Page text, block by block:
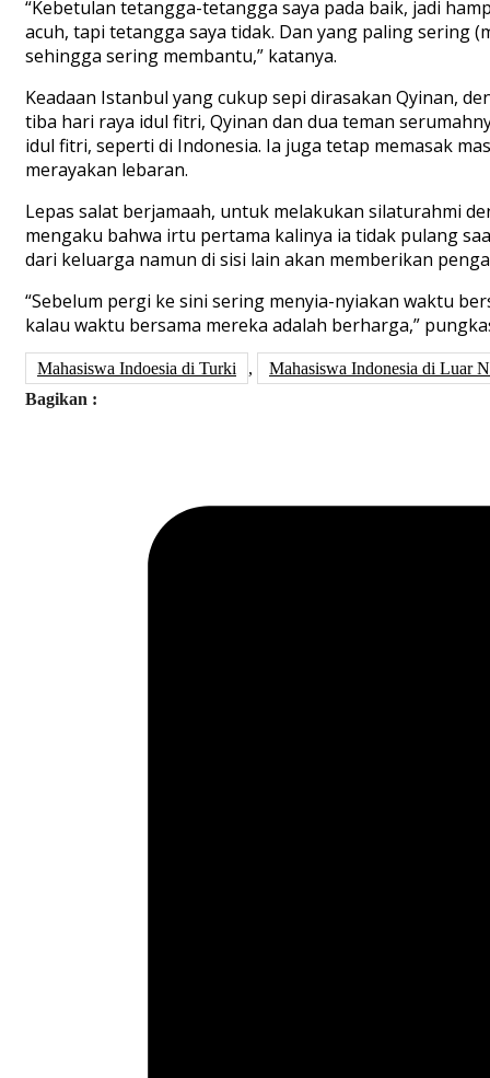
“Kebetulan tetangga-tetangga saya pada baik, jadi
acuh, tapi tetangga saya tidak. Dan yang paling sering
sehingga sering membantu,” katanya.
Keadaan Istanbul yang cukup sepi dirasakan Qyinan,
tiba hari raya idul fitri, Qyinan dan dua teman
idul fitri, seperti di Indonesia. Ia juga tetap memasak
merayakan lebaran.
Lepas salat berjamaah, untuk melakukan silaturahmi
mengaku bahwa irtu pertama kalinya ia tidak pulang
dari keluarga namun di sisi lain akan memberikan
“Sebelum pergi ke sini sering menyia-nyiakan waktu
kalau waktu bersama mereka adalah berharga,”
Mahasiswa Indoesia di Turki ,
Mahasiswa Indonesia di Luar
Bagikan :